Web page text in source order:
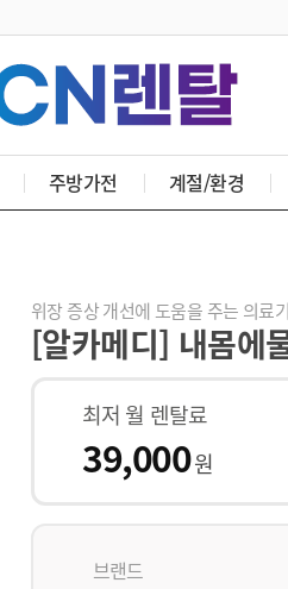
주방가전 계절/환경
위장 증상 개선에 도움을 주는 의료
[알카메디] 내몸에
최저 월 렌탈료
39,000원
브랜드